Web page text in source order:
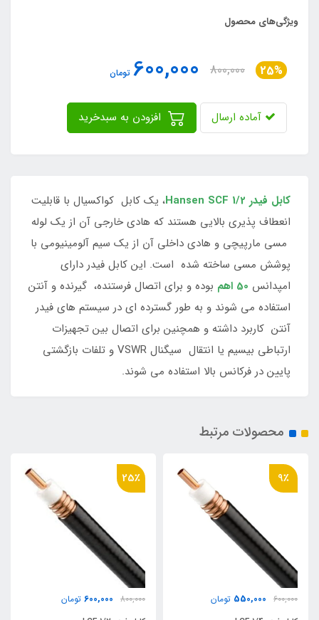
ویژگی‌های محصول
25%
800,000
600,000 تومان
آماده ارسال
کابل فیدر Hansen SCF 1/2
، یک کابل کواکسیال با قابلیت
انعطاف پذیری بالایی هستند که هادی خارجی آن از یک لوله
مسی مارپیچی و هادی داخلی آن از یک سیم آلومینیومی با
پوشش مسی ساخته شده است. این کابل فیدر دارای
امپدانس 50 اهم
بوده و برای اتصال فرستنده، گیرنده و آنتن
استفاده می شوند و به طور گسترده ای در سیستم های فیدر
آنتن کاربرد داشته و همچنین برای اتصال بین تجهیزات
ارتباطی بیسیم یا انتقال سیگنال VSWR و تلفات بازگشتی
پایین در فرکانس بالا استفاده می شوند.
محصولات مرتبط
800,000
800,000